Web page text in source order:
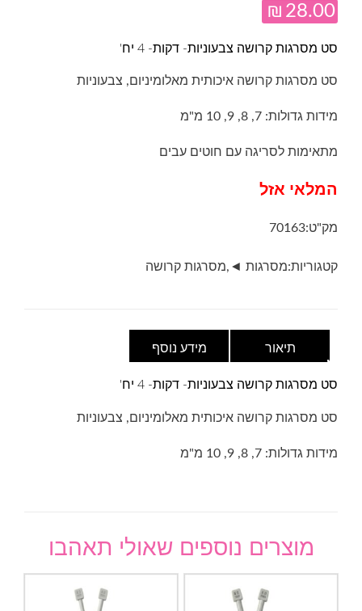
₪ 28.00
סט מסרגות קרושה צבעוניות- דקות- 4 יח'
סט מסרגות קרושה איכותית מאלומיניום, צבעוניות
מידות גדולות: 7, 8, 9, 10 מ"מ
מתאימות לסריגה עם חוטים עבים
המלאי אזל
מק"ט:70163
קטגוריות:מסרגות ◄ ,מסרגות קרושה
תיאור מידע נוסף
סט מסרגות קרושה צבעוניות- דקות- 4 יח'
סט מסרגות קרושה איכותית מאלומיניום, צבעוניות
מידות גדולות: 7, 8, 9, 10 מ"מ
מוצרים נוספים שאולי תאהבו